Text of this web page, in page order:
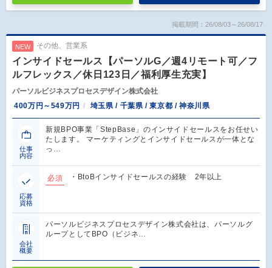
掲載期間：26/08/03～26/08/17
NEW その他、営業系
インサイドセールス【パーソルG／週4リモート可／フ
ルフレックス／休日123日／福利厚生充実】
パーソルビジネスプロセスデザイン株式会社
400万円～549万円
埼玉県 / 千葉県 / 東京都 / 神奈川県
仕事
内容
新規BPO事業「StepBase」のインサイドセールスをお任せい
たします。 マーケティングとインサイドセールスが一体とな
っ…
応募
資格
必須 ・BtoBインサイドセールスの経験 2年以上
会社
概要
パーソルビジネスプロセスデザイン株式会社は、パーソルグ
ループとしてBPO（ビジネ…